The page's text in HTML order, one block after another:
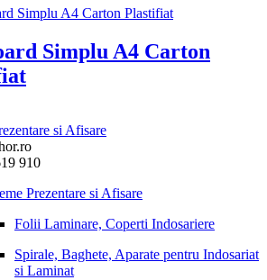
Simplu A4 Carton
si Afisare
910
Prezentare si Afisare
Folii Laminare, Coperti Indosariere
Spirale, Baghete, Aparate pentru Indosariat
si Laminat